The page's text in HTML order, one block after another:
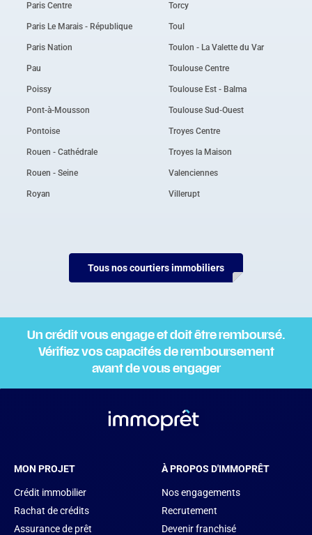
Paris Centre
Paris Le Marais - République
Paris Nation
Pau
Poissy
Pont-à-Mousson
Pontoise
Rouen - Cathédrale
Rouen - Seine
Royan
Torcy
Toul
Toulon - La Valette du Var
Toulouse Centre
Toulouse Est - Balma
Toulouse Sud-Ouest
Troyes Centre
Troyes la Maison
Valenciennes
Villerupt
Tous nos courtiers immobiliers
Un crédit vous engage et doit être remboursé.
Vérifiez vos capacités de remboursement
avant de vous engager
MON PROJET
Crédit immobilier
Rachat de crédits
Assurance de prêt
À PROPOS D'IMMOPRÊT
Nos engagements
Recrutement
Devenir franchisé